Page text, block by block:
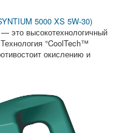
5000 XS 5W-30)
это высокотехнологичный
°CoolTech™
окислению и